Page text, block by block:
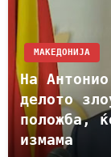
МАКЕДОНИЈА
На
делото
положба,
измама